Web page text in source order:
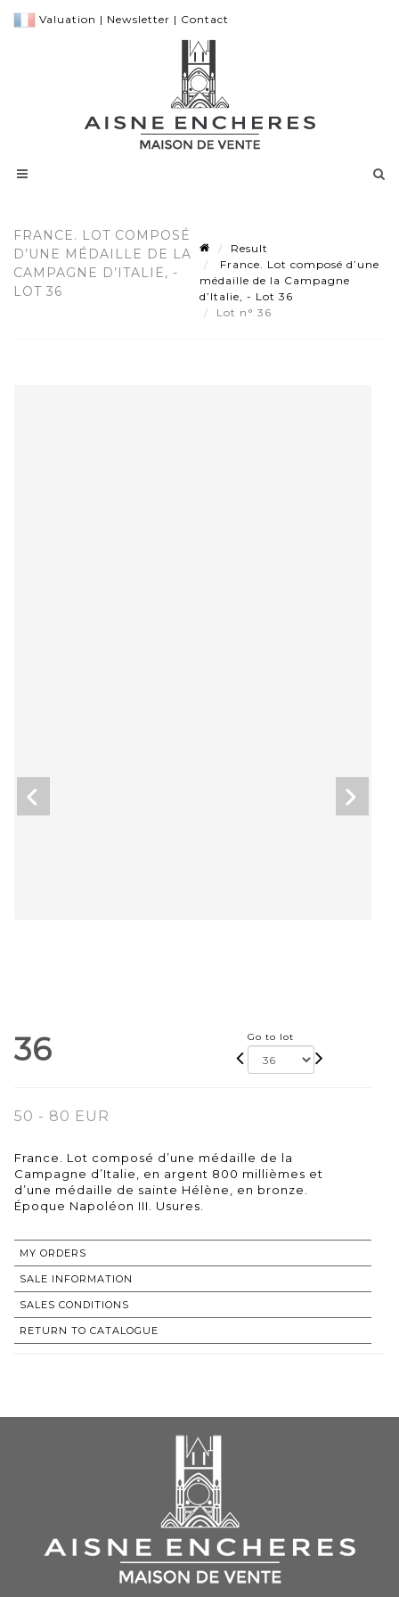
Valuation | Newsletter | Contact
FRANCE. LOT COMPOSÉ
D’UNE MÉDAILLE DE LA
CAMPAGNE D’ITALIE, -
LOT 36
Result
France. Lot composé d’une
médaille de la Campagne
d’Italie, - Lot 36
Lot n° 36
36 Go to lot
50 - 80 EUR
France. Lot composé d’une médaille de la
Campagne d’Italie, en argent 800 millièmes et
d’une médaille de sainte Hélène, en bronze.
Époque Napoléon III. Usures.
MY ORDERS
SALE INFORMATION
SALES CONDITIONS
RETURN TO CATALOGUE